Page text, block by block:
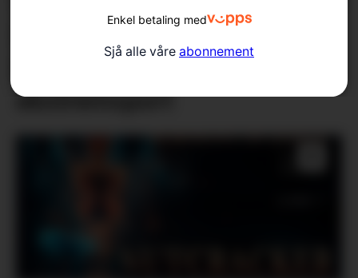
Enkel betaling med
Sjå alle våre abonnement
Musikk utan manus: – Ein
form for musikalsk
ekstremsport